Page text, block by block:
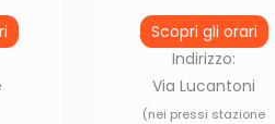
Scopri gli orari
Indirizzo:
Via Lucantoni
(nei pressi stazione